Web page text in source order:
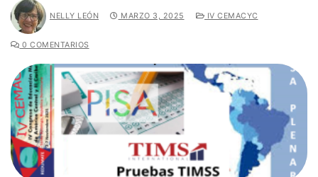
NELLY LEÓN MARZO 3, 2025 IV CEMACYC
0 COMENTARIOS